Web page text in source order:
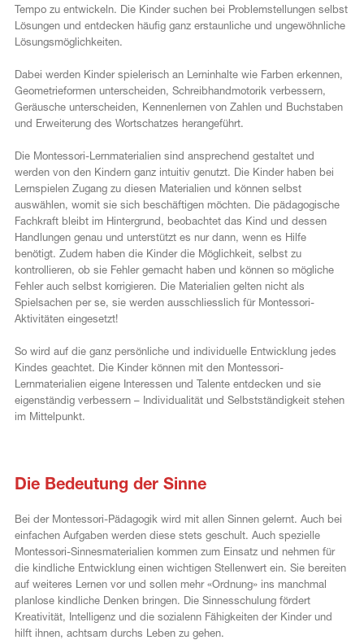
Tempo zu entwickeln. Die Kinder suchen bei Problemstellungen selbst
Lösungen und entdecken häufig ganz erstaunliche und ungewöhnliche
Lösungsmöglichkeiten.
Dabei werden Kinder spielerisch an Lerninhalte wie Farben erkennen,
Geometrieformen unterscheiden, Schreibhandmotorik verbessern,
Geräusche unterscheiden, Kennenlernen von Zahlen und Buchstaben
und Erweiterung des Wortschatzes herangeführt.
Die Montessori-Lernmaterialien sind ansprechend gestaltet und
werden von den Kindern ganz intuitiv genutzt. Die Kinder haben bei
Lernspielen Zugang zu diesen Materialien und können selbst
auswählen, womit sie sich beschäftigen möchten. Die pädagogische
Fachkraft bleibt im Hintergrund, beobachtet das Kind und dessen
Handlungen genau und unterstützt es nur dann, wenn es Hilfe
benötigt. Zudem haben die Kinder die Möglichkeit, selbst zu
kontrollieren, ob sie Fehler gemacht haben und können so mögliche
Fehler auch selbst korrigieren. Die Materialien gelten nicht als
Spielsachen per se, sie werden ausschliesslich für Montessori-
Aktivitäten eingesetzt!
So wird auf die ganz persönliche und individuelle Entwicklung jedes
Kindes geachtet. Die Kinder können mit den Montessori-
Lernmaterialien eigene Interessen und Talente entdecken und sie
eigenständig verbessern – Individualität und Selbstständigkeit stehen
im Mittelpunkt.
Die Bedeutung der Sinne
Bei der Montessori-Pädagogik wird mit allen Sinnen gelernt. Auch bei
einfachen Aufgaben werden diese stets geschult. Auch spezielle
Montessori-Sinnesmaterialien kommen zum Einsatz und nehmen für
die kindliche Entwicklung einen wichtigen Stellenwert ein. Sie bereiten
auf weiteres Lernen vor und sollen mehr «Ordnung» ins manchmal
planlose kindliche Denken bringen. Die Sinnesschulung fördert
Kreativität, Intelligenz und die sozialenn Fähigkeiten der Kinder und
hilft ihnen, achtsam durchs Leben zu gehen.